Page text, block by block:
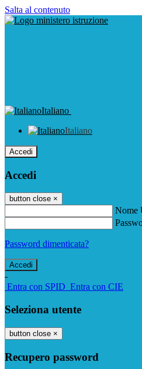
Salta al contenuto
Italiano
Italiano
Accedi
Accedi
button close ×
Nome
Password dimenticata?
-
Entra con SPID Entra con CIE
Seleziona utente
button close ×
Recupero password